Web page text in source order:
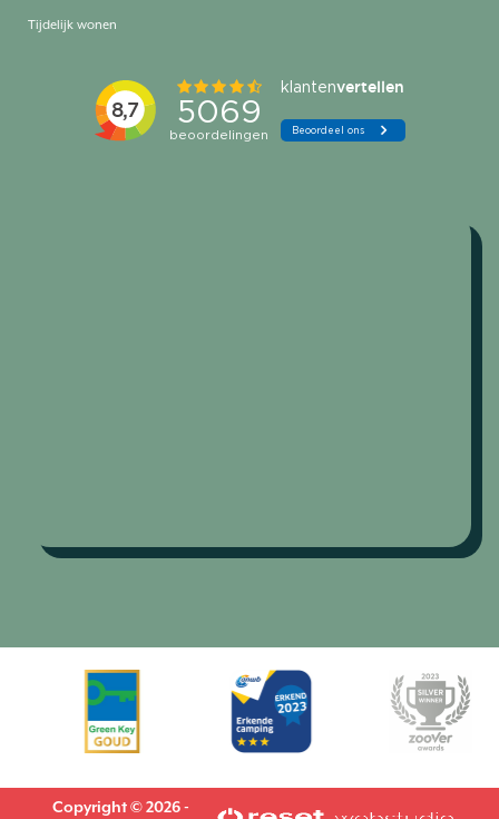
Tijdelijk wonen
Copyright © 2026 -